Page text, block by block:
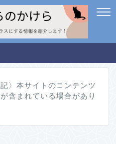
〉本サイトのコンテンツ
含まれている場合があり